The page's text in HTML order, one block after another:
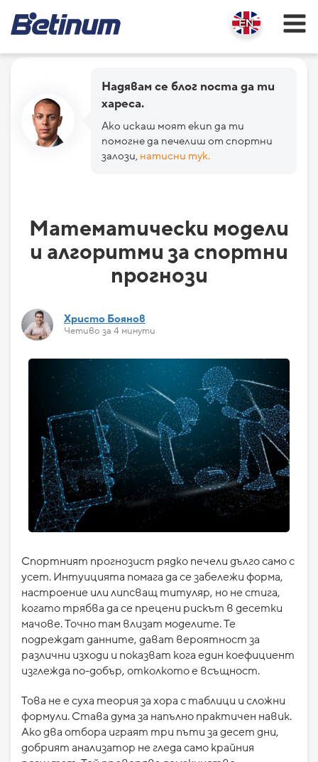
Надявам се блог поста да ти
хареса.
Ако искаш моят екип да ти
помогне да печелиш от спортни
залози, натисни тук.
Математически модели
и алгоритми за спортни
прогнози
Христо Боянов
Четиво за 4 минути
Спортният прогнозист рядко печели дълго само с
усет. Интуицията помага да се забележи форма,
настроение или липсващ титуляр, но не стига,
когато трябва да се прецени рискът в десетки
мачове. Точно там влизат моделите. Те
подреждат данните, дават вероятност за
различни изходи и показват кога един коефициент
изглежда по-добър, отколкото е всъщност.
Това не е суха теория за хора с таблици и сложни
формули. Става дума за напълно практичен навик.
Ако два отбора играят три пъти за десет дни,
добрият анализатор не гледа само крайния